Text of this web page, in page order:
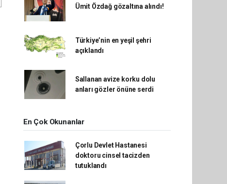
Ümit Özdağ gözaltına alındı!
Türkiye’nin en yeşil şehri
açıklandı
Sallanan avize korku dolu
anları gözler önüne serdi
En Çok Okunanlar
Çorlu Devlet Hastanesi
doktoru cinsel tacizden
tutuklandı